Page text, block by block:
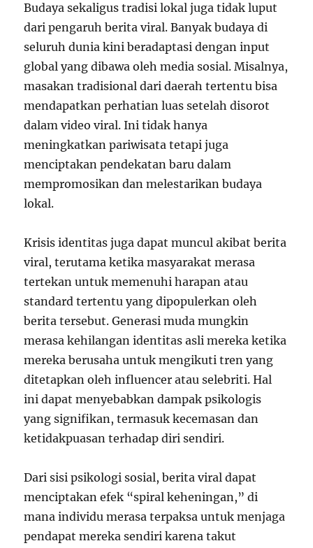
Budaya sekaligus tradisi lokal juga tidak luput
dari pengaruh berita viral. Banyak budaya di
seluruh dunia kini beradaptasi dengan input
global yang dibawa oleh media sosial. Misalnya,
masakan tradisional dari daerah tertentu bisa
mendapatkan perhatian luas setelah disorot
dalam video viral. Ini tidak hanya
meningkatkan pariwisata tetapi juga
menciptakan pendekatan baru dalam
mempromosikan dan melestarikan budaya
lokal.
Krisis identitas juga dapat muncul akibat berita
viral, terutama ketika masyarakat merasa
tertekan untuk memenuhi harapan atau
standard tertentu yang dipopulerkan oleh
berita tersebut. Generasi muda mungkin
merasa kehilangan identitas asli mereka ketika
mereka berusaha untuk mengikuti tren yang
ditetapkan oleh influencer atau selebriti. Hal
ini dapat menyebabkan dampak psikologis
yang signifikan, termasuk kecemasan dan
ketidakpuasan terhadap diri sendiri.
Dari sisi psikologi sosial, berita viral dapat
menciptakan efek “spiral keheningan,” di
mana individu merasa terpaksa untuk menjaga
pendapat mereka sendiri karena takut